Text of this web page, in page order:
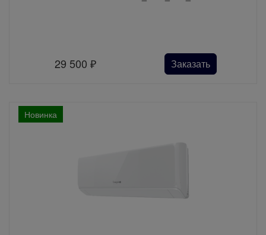
29 500₽ Заказать
Новинка